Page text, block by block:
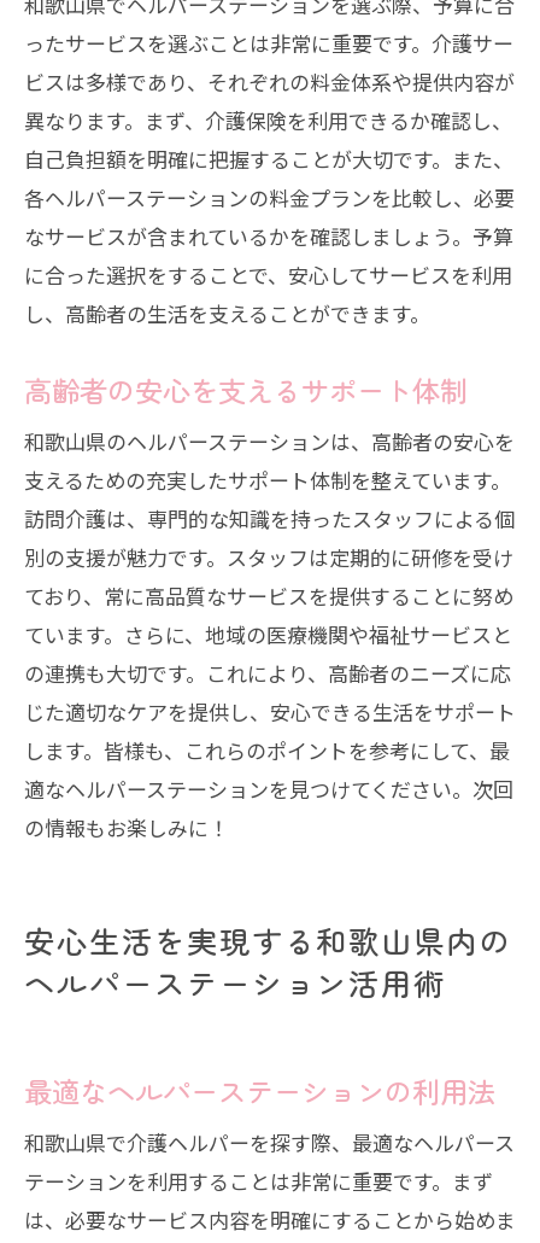
ったサービスを選ぶことは非常に重要です。介護サー
ビスは多様であり、それぞれの料金体系や提供内容が
異なります。まず、介護保険を利用できるか確認し、
自己負担額を明確に把握することが大切です。また、
各ヘルパーステーションの料金プランを比較し、必要
なサービスが含まれているかを確認しましょう。予算
に合った選択をすることで、安心してサービスを利用
し、高齢者の生活を支えることができます。
高齢者の安心を支えるサポート体制
和歌山県のヘルパーステーションは、高齢者の安心を
支えるための充実したサポート体制を整えています。
訪問介護は、専門的な知識を持ったスタッフによる個
別の支援が魅力です。スタッフは定期的に研修を受け
ており、常に高品質なサービスを提供することに努め
ています。さらに、地域の医療機関や福祉サービスと
の連携も大切です。これにより、高齢者のニーズに応
じた適切なケアを提供し、安心できる生活をサポート
します。皆様も、これらのポイントを参考にして、最
適なヘルパーステーションを見つけてください。次回
の情報もお楽しみに！
安心生活を実現する和歌山県内の
ヘルパーステーション活用術
最適なヘルパーステーションの利用法
和歌山県で介護ヘルパーを探す際、最適なヘルパース
テーションを利用することは非常に重要です。まず
は、必要なサービス内容を明確にすることから始めま